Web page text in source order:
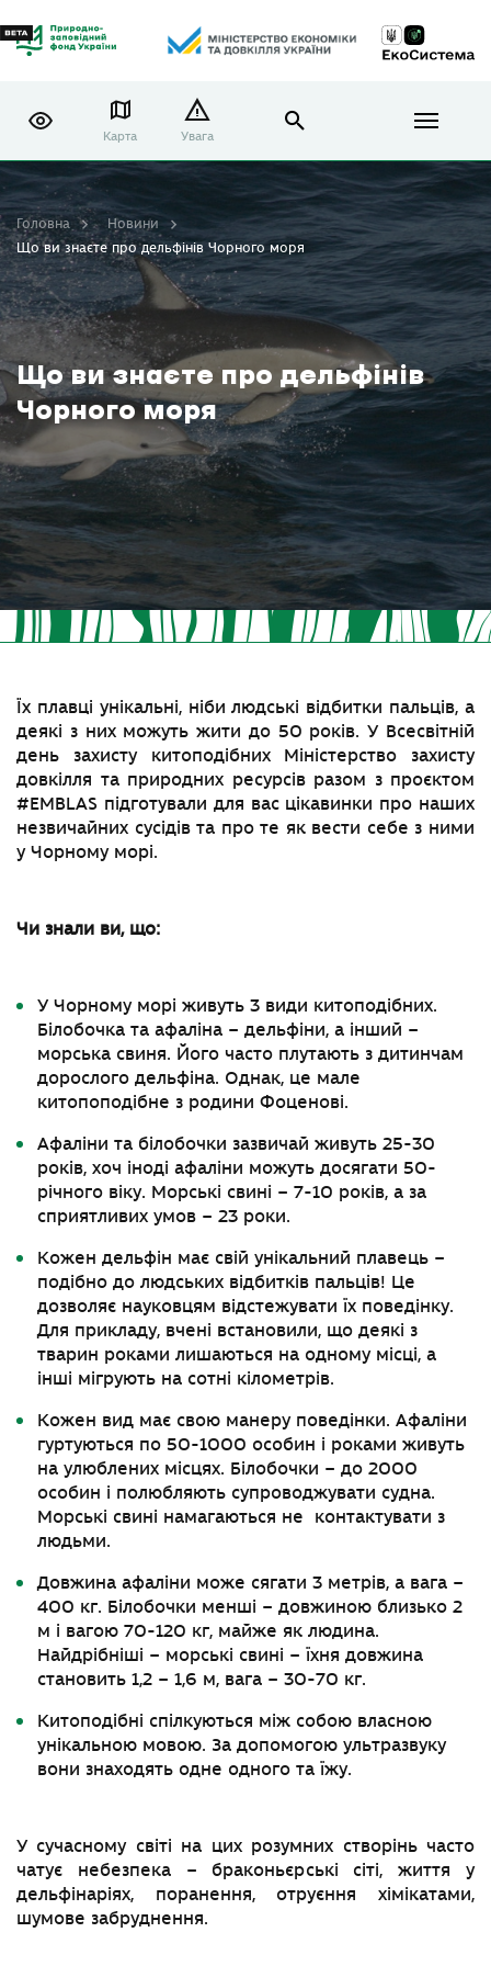
Карта Увага
Що ви знаєте про дельфінів
Чорного моря
Головна
Новини
Що ви знаєте про дельфінів Чорного моря
Їх плавці унікальні, ніби людські відбитки пальців, а
деякі з них можуть жити до 50 років. У Всесвітній
день захисту китоподібних Міністерство захисту
довкілля та природних ресурсів разом з проєктом
#EMBLAS підготували для вас цікавинки про наших
незвичайних сусідів та про те як вести себе з ними
у Чорному морі.
Чи знали ви, що:
У Чорному морі живуть 3 види китоподібних.
Білобочка та афаліна – дельфіни, а інший –
морська свиня. Його часто плутають з дитинчам
дорослого дельфіна. Однак, це мале
китопоподібне з родини Фоценові.
Афаліни та білобочки зазвичай живуть 25-30
років, хоч іноді афаліни можуть досягати 50-
річного віку. Морські свині – 7-10 років, а за
сприятливих умов – 23 роки.
Кожен дельфін має свій унікальний плавець –
подібно до людських відбитків пальців! Це
дозволяє науковцям відстежувати їх поведінку.
Для прикладу, вчені встановили, що деякі з
тварин роками лишаються на одному місці, а
інші мігрують на сотні кілометрів.
Кожен вид має свою манеру поведінки. Афаліни
гуртуються по 50-1000 особин і роками живуть
на улюблених місцях. Білобочки – до 2000
особин і полюбляють супроводжувати судна.
Морські свині намагаються не контактувати з
людьми.
Довжина афаліни може сягати 3 метрів, а вага –
400 кг. Білобочки менші – довжиною близько 2
м і вагою 70-120 кг, майже як людина.
Найдрібніші – морські свині – їхня довжина
становить 1,2 – 1,6 м, вага – 30-70 кг.
Китоподібні спілкуються між собою власною
унікальною мовою. За допомогою ультразвуку
вони знаходять одне одного та їжу.
У сучасному світі на цих розумних створінь часто
чатує небезпека – браконьєрські сіті, життя у
дельфінаріях, поранення, отруєння хімікатами,
шумове забруднення.